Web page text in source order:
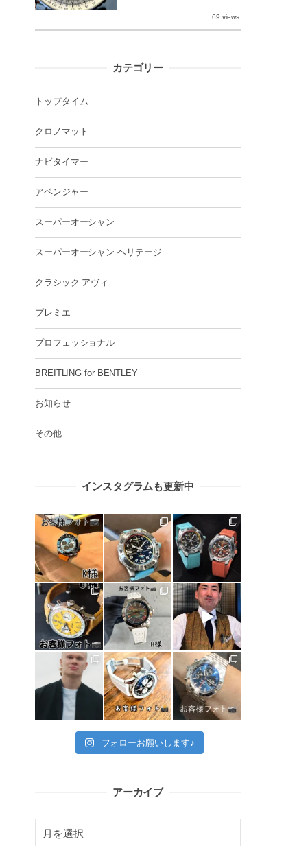
69 views
カテゴリー
トップタイム
クロノマット
ナビタイマー
アベンジャー
スーパーオーシャン
スーパーオーシャン ヘリテージ
クラシック アヴィ
プレミエ
プロフェッショナル
BREITLING for BENTLEY
お知らせ
その他
インスタグラムも更新中
フォローお願いします♪
アーカイブ